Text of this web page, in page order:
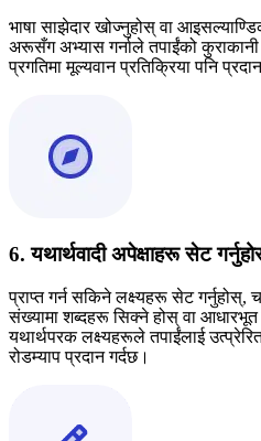
भाषा साझेदार खोज्नुहोस् वा
अरूसँग अभ्यास गर्नाले तपाईंको
प्रगतिमा मूल्यवान प्रतिक्रिया पनि
6. यथार्थवादी अपेक्षाहरू सेट
प्राप्त गर्न सकिने लक्ष्यहरू सेट गर्नुहोस्,
संख्यामा शब्दहरू सिक्ने होस् वा आधारभूत
यथार्थपरक लक्ष्यहरूले तपाईंलाई
रोडम्याप प्रदान गर्दछ।